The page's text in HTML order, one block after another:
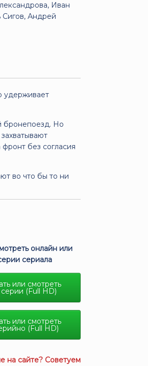
Иван
Андрей
удерживает
бронепоезд. Но
без согласия
во что бы то ни
онлайн или
сериала
или смотреть
серии (Full HD)
или смотреть
(Full HD)
на сайте? Советуем